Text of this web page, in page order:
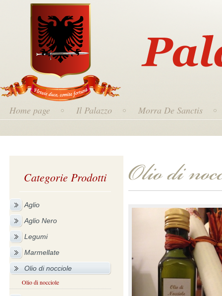
Home page Il Palazzo Morra De Sanctis
Categorie Prodotti
Aglio
Aglio Nero
Legumi
Marmellate
Olio di nocciole
Olio di nocciole